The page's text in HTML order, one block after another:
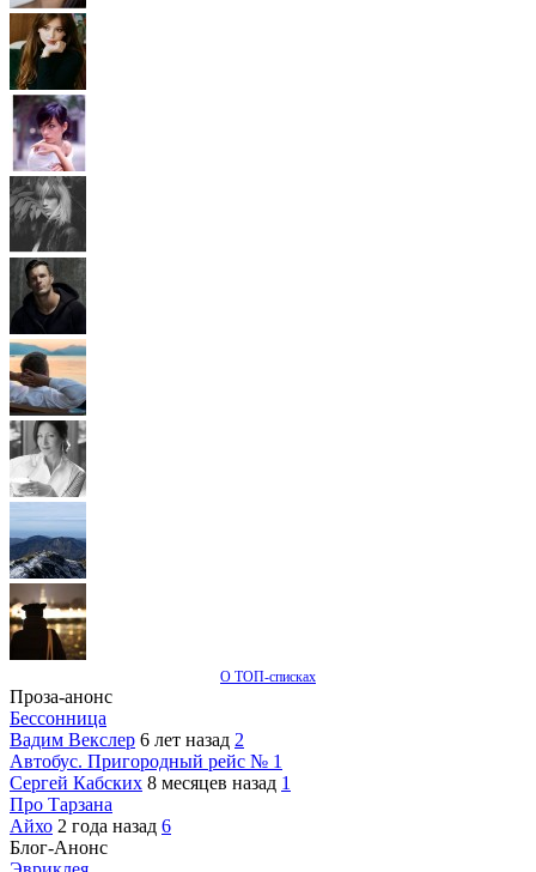
О ТОП-списках
Проза-анонс
Бессонница
Вадим Векслер 6 лет назад 2
Автобус. Пригородный рейс № 1
Сергей Кабских 8 месяцев назад 1
Про Тарзана
Айхо 2 года назад 6
Блог-Анонс